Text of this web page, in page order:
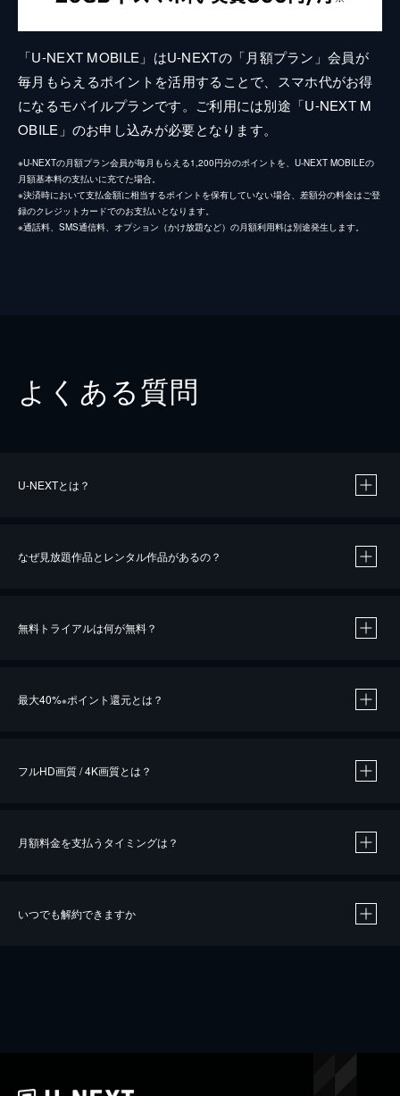
「U-NEXT MOBILE」はU-NEXTの「月額プラン」会員が
毎月もらえるポイントを活用することで、スマホ代がお得
になるモバイルプランです。ご利用には別途「U-NEXT M
OBILE」のお申し込みが必要となります。
※U-NEXTの月額プラン会員が毎月もらえる1,200円分のポイントを、U-NEXT MOBILEの
月額基本料の支払いに充てた場合。
※決済時において支払金額に相当するポイントを保有していない場合、差額分の料金はご登
録のクレジットカードでのお支払いとなります。
※通話料、SMS通信料、オプション（かけ放題など）の月額利用料は別途発生します。
よくある質問
U-NEXTとは？
なぜ見放題作品とレンタル作品があるの？
無料トライアルは何が無料？
最大40%※ポイント還元とは？
※40％ポイント還元の対象は、クレジットカード決済による作品の購入 / レンタルです。
iOSアプリのUコイン決済による作品の購入 / レンタルは、20％のポイント還元です。
フルHD画質 / 4K画質とは？
月額料金を支払うタイミングは？
いつでも解約できますか